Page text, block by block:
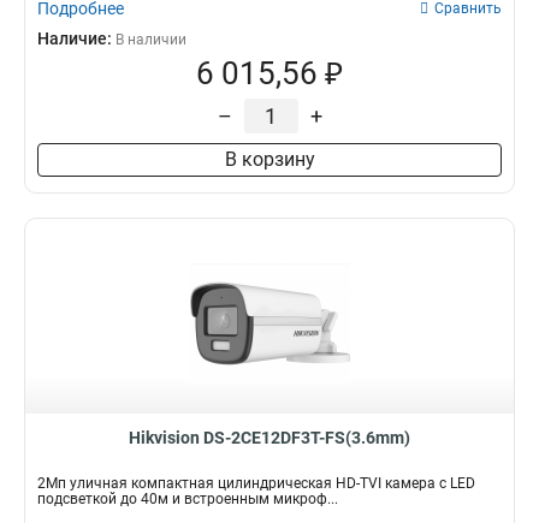
Подробнее Сравнить
Наличие: В наличии
6 015,56 ₽
– +
В корзину
Hikvision DS-2CE12DF3T-FS(3.6mm)
2Мп уличная компактная цилиндрическая HD-TVI камера с LED
подсветкой до 40м и встроенным микроф...